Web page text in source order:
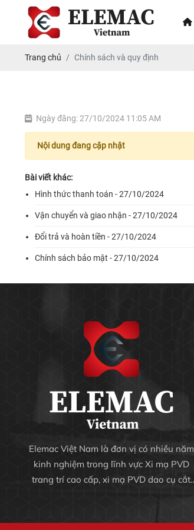
Trang chủ Chính sách và quy định
Ngày đăng: 27/10/2024 11:05 AM
Nội dung đang cập nhật
Bài viết khác:
Hình thức thanh toán - 27/10/2024
Vận chuyển và giao nhận - 27/10/2024
Đổi trả và hoàn tiền - 27/10/2024
Chính sách bảo mật - 27/10/2024
Elemac Việt Nam là đơn vị có nhiều năm
kinh nghiệm trong lĩnh vực Xi mạ PVD
trang trí cao cấp, xi mạ PVD dao cụ cắt